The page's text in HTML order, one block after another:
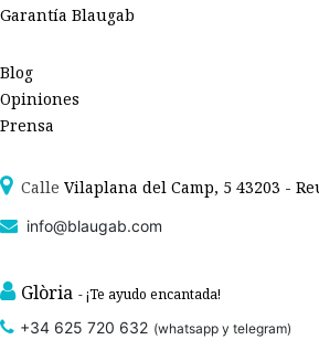
Garantía Blaugab
Blog
Opiniones
Prensa
Calle Vilaplana del Camp, 5 43203 -
info@blaugab.com
Glòria - ¡Te ayudo encantada!
+34 625 720 632 (whatsapp y telegram)